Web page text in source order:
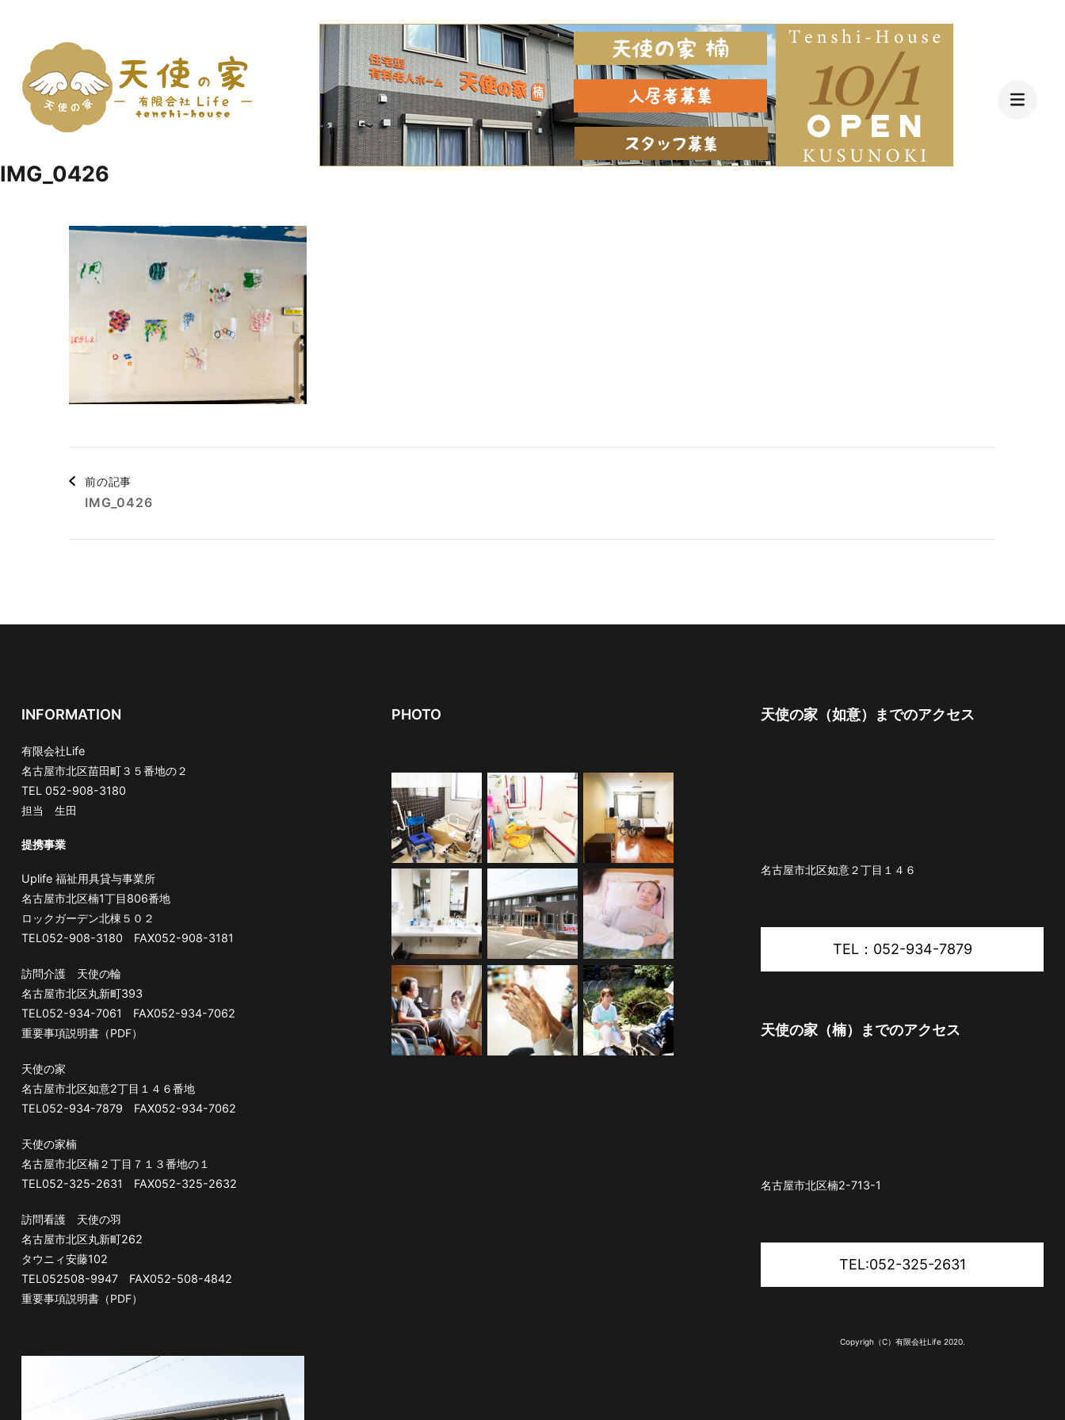
ス
有限会社LIFE天使の家名古屋市北区の住宅型老人ホーム １日をしっかり楽しく過ごす充実のスケジュール お風呂も遊びも毎日
IMG_0426
投
稿
ー
シ
ョ
前の記事
IMG_0426
INFORMATION
有限会社Life
名古屋市北区苗田町３５番地の２
TEL 052-908-3180
担当 生田
提携事業
Uplife 福祉用具貸与事業所
名古屋市北区楠1丁目806番地
ロックガーデン北棟５０２
TEL052-908-3180 FAX052-908-3181
訪問介護 天使の輪
名古屋市北区丸新町393
TEL052-934-7061 FAX052-934-7062
重要事項説明書（PDF）
天使の家
名古屋市北区如意2丁目１４６番地
TEL052-934-7879 FAX052-934-7062
天使の家楠
名古屋市北区楠２丁目７１３番地の１
TEL052-325-2631 FAX052-325-2632
訪問看護 天使の羽
名古屋市北区丸新町262
タウニィ安藤102
TEL052508-9947 FAX052-508-4842
重要事項説明書（PDF）
PHOTO 天使の家（如意）までのアクセス
名古屋市北区如意２丁目１４６
TEL：052-934-7879
天使の家（楠）までのアクセス
名古屋市北区楠2-713-1
TEL:052-325-2631
Copyrigh（C）有限会社Life 2020.